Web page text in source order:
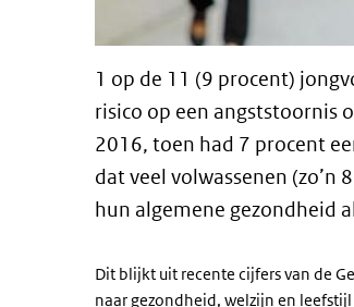
1 op de 11 (9 procent)
risico op een angststoornis
2016, toen had 7 procent
dat veel volwassenen
hun algemene gezondheid
Dit blijkt uit recente cijfers van de
naar gezondheid, welzijn en